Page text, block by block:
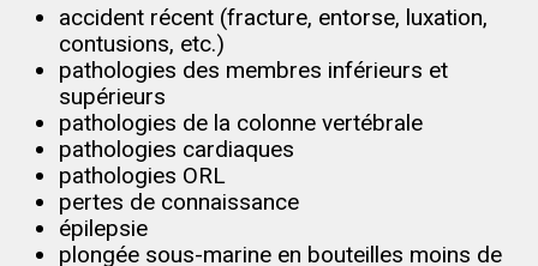
accident récent (fracture, entorse, luxation,
contusions, etc.)
pathologies des membres inférieurs et
supérieurs
pathologies de la colonne vertébrale
pathologies cardiaques
pathologies ORL
pertes de connaissance
épilepsie
plongée sous-marine en bouteilles moins de